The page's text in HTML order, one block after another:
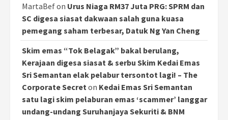
MartaBefon Urus Niaga RM37 Juta PRG: SPRM dan
SC digesa siasat dakwaan salah guna kuasa
pemegang saham terbesar, Datuk Ng Yan Cheng
Skim emas “Tok Belagak” bakal berulang,
Kerajaan digesa siasat & serbu Skim Kedai Emas
Sri Semantan elak pelabur tersontot lagi! – The
Corporate Secret on Kedai Emas Sri Semantan
satu lagi skim pelaburan emas ‘scammer’ langgar
undang-undang Suruhanjaya Sekuriti & BNM